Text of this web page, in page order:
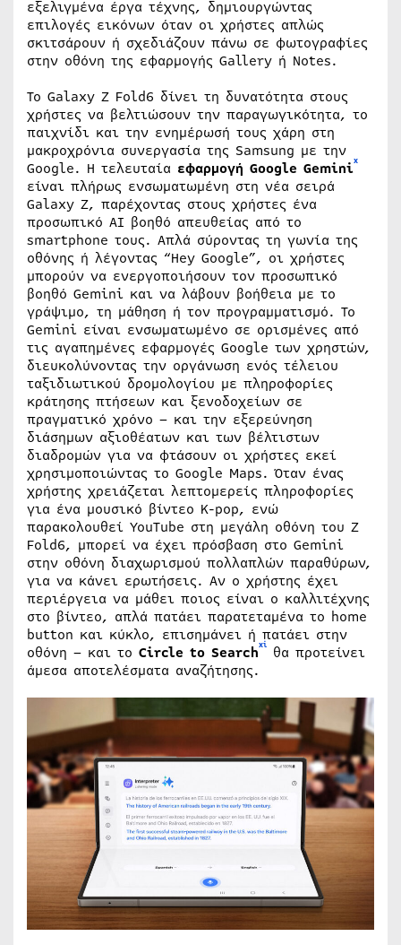
εξελιγμένα έργα τέχνης, δημιουργώντας
επιλογές εικόνων όταν οι χρήστες απλώς
σκιτσάρουν ή σχεδιάζουν πάνω σε φωτογραφίες
στην οθόνη της εφαρμογής Gallery ή Notes.
Το Galaxy Z Fold6 δίνει τη δυνατότητα στους
χρήστες να βελτιώσουν την παραγωγικότητα, το
παιχνίδι και την ενημέρωσή τους χάρη στη
μακροχρόνια συνεργασία της Samsung με την
Google. Η τελευταία εφαρμογή Google Geminix
είναι πλήρως ενσωματωμένη στη νέα σειρά
Galaxy Z, παρέχοντας στους χρήστες ένα
προσωπικό ΑΙ βοηθό απευθείας από το
smartphone τους. Απλά σύροντας τη γωνία της
οθόνης ή λέγοντας “Hey Google”, οι χρήστες
μπορούν να ενεργοποιήσουν τον προσωπικό
βοηθό Gemini και να λάβουν βοήθεια με το
γράψιμο, τη μάθηση ή τον προγραμματισμό. Το
Gemini είναι ενσωματωμένο σε ορισμένες από
τις αγαπημένες εφαρμογές Google των χρηστών,
διευκολύνοντας την οργάνωση ενός τέλειου
ταξιδιωτικού δρομολογίου με πληροφορίες
κράτησης πτήσεων και ξενοδοχείων σε
πραγματικό χρόνο – και την εξερεύνηση
διάσημων αξιοθέατων και των βέλτιστων
διαδρομών για να φτάσουν οι χρήστες εκεί
χρησιμοποιώντας το Google Maps. Όταν ένας
χρήστης χρειάζεται λεπτομερείς πληροφορίες
για ένα μουσικό βίντεο K-pop, ενώ
παρακολουθεί YouTube στη μεγάλη οθόνη του Z
Fold6, μπορεί να έχει πρόσβαση στο Gemini
στην οθόνη διαχωρισμού πολλαπλών παραθύρων,
για να κάνει ερωτήσεις. Αν ο χρήστης έχει
περιέργεια να μάθει ποιος είναι ο καλλιτέχνης
στο βίντεο, απλά πατάει παρατεταμένα το home
button και κύκλο, επισημάνει ή πατάει στην
οθόνη – και το Circle to Searchxi
θα προτείνει
άμεσα αποτελέσματα αναζήτησης.